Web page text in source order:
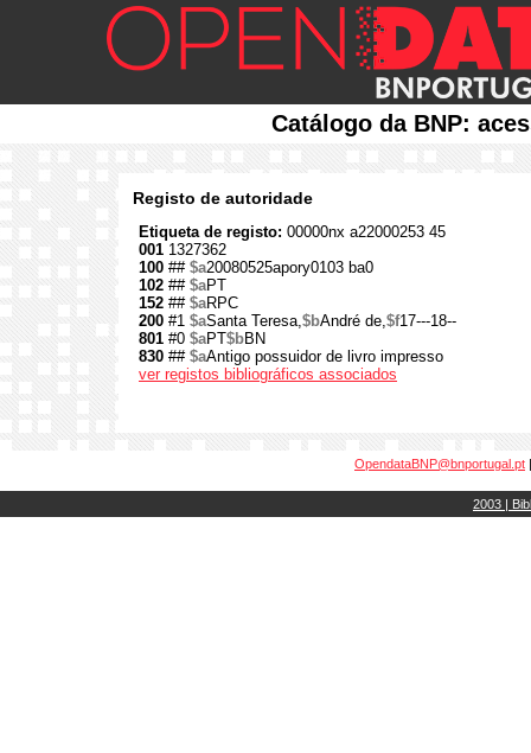
Catálogo da BNP:
Registo de autoridade
Etiqueta de registo: 00000nx a22000253 45
001 1327362
100 ## $a20080525apory0103 ba0
102 ## $aPT
152 ## $aRPC
200 #1 $aSanta Teresa,$bAndré de,$f17---18--
801 #0 $aPT$bBN
830 ## $aAntigo possuidor de livro impresso
ver registos bibliográficos associados
OpendataBNP@bnportugal.pt
2003 |